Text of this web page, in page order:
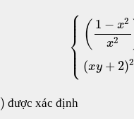
⎧
⎩
⎨
⎪
⎪
⎪
⎪
⎪⎪
( 1 − x2
x2
(xy + 2)2
) được xác định